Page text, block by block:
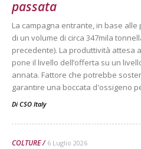
passata
La campagna entrante, in base
di un volume di circa 347mila
precedente). La produttività attesa
pone il livello dell’offerta su un
annata. Fattore che potrebbe
garantire una boccata d'ossigeno
Di CSO Italy
COLTURE 6 Luglio 2026